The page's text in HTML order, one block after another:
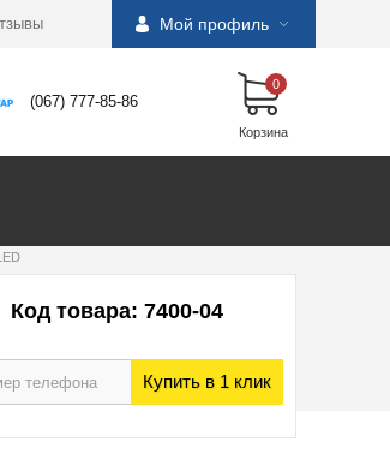
Мой профиль
(067) 777-85-86
0
Корзина
Код товара: 7400-04
Купить в 1 клик